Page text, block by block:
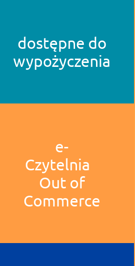
dostępne do
wypożyczenia
e-
Czytelnia
Out of
Commerce